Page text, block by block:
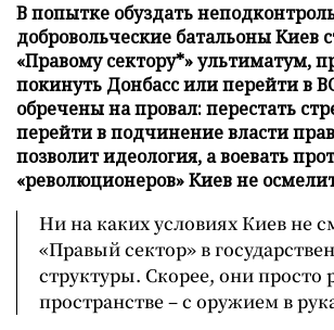
В попытке обуздать
добровольческие батальоны Киев
«Правому сектору*» ультиматум,
покинуть Донбасс или перейти в
обречены на провал: перестать
перейти в подчинение власти
позволит идеология, а воевать
«революционеров» Киев не
Ни на каких условиях Киев не
«Правый сектор» в
структуры. Скорее, они просто
пространстве – с оружием в